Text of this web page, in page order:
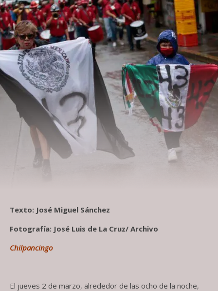
Texto: José Miguel Sánchez
Fotografía: José Luis de La Cruz/ Archivo
Chilpancingo
El jueves 2 de marzo, alrededor de las ocho de la noche,